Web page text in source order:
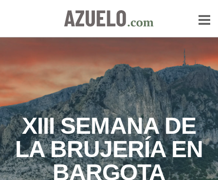
XIII SEMANA DE
LA BRUJERÍA EN
BARGOTA